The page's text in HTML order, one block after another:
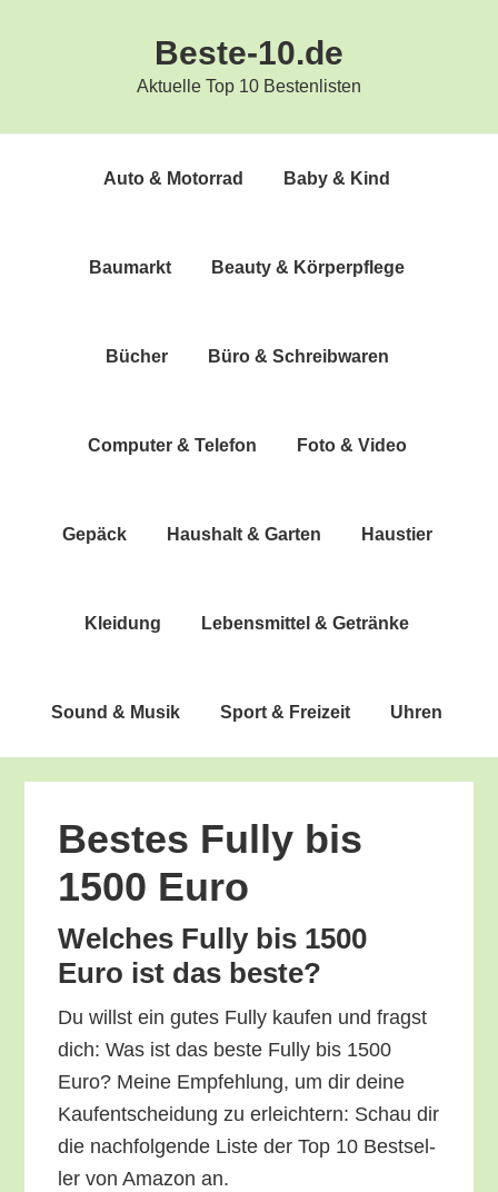
Beste-10.de
Aktuelle Top 10 Bestenlisten
Auto & Motorrad Baby & Kind
Bau­markt Beau­ty & Körperpflege
Bücher Büro & Schreibwaren
Com­pu­ter & Telefon Foto & Video
Gepäck Haus­halt & Garten Haus­tier
Klei­dung Lebens­mit­tel & Getränke
Sound & Musik Sport & Freizeit Uhren
Bes­tes Ful­ly bis
1500 Euro
Wel­ches Ful­ly bis 1500
Euro ist das beste?
Du willst ein gutes Ful­ly kau­fen und fragst
dich: Was ist das bes­te Ful­ly bis 1500
Euro? Mei­ne Emp­feh­lung, um dir dei­ne
Kauf­ent­schei­dung zu erleich­tern: Schau dir
die nach­fol­gen­de Lis­te der Top 10 Best­sel­
ler von Ama­zon an.